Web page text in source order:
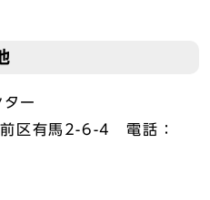
ー
区有馬2-6-4 電話：